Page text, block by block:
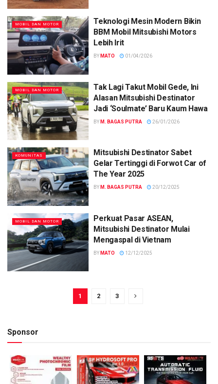
MOBIL DAN MOTOR
Teknologi Mesin Modern Bikin
BBM Mobil Mitsubishi Motors
Lebih Irit
BY MATO 01/04/2026
MOBIL DAN MOTOR
Tak Lagi Takut Mobil Gede, Ini
Alasan Mitsubishi Destinator
Jadi ‘Soulmate’ Baru Kaum Hawa
BY M. BAGAS PUTRA 26/01/2026
KOMUNITAS
Mitsubishi Destinator Sabet
Gelar Tertinggi di Forwot Car of
The Year 2025
BY M. BAGAS PUTRA 20/12/2025
MOBIL DAN MOTOR
Perkuat Pasar ASEAN,
Mitsubishi Destinator Mulai
Mengaspal di Vietnam
BY MATO 12/12/2025
1 2 3
Sponsor